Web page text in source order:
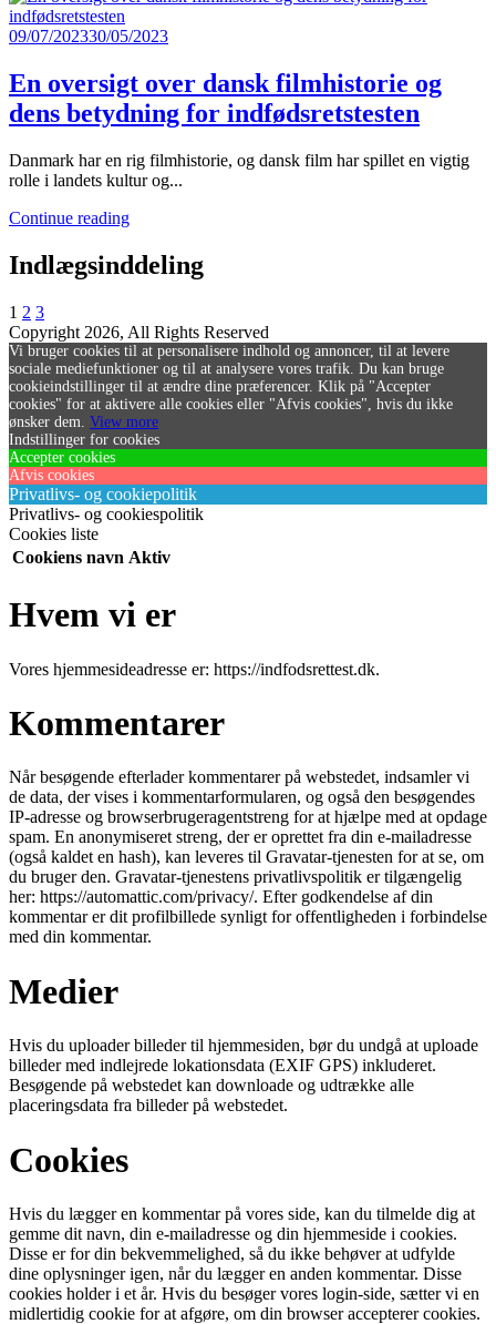
09/07/202330/05/2023
En oversigt over dansk filmhistorie og
dens betydning for indfødsretstesten
Danmark har en rig filmhistorie, og dansk film har spillet en vigtig
rolle i landets kultur og...
Continue reading
Indlægsinddeling
1 2 3
Copyright 2026, All Rights Reserved
Vi bruger cookies til at personalisere indhold og annoncer, til at levere
sociale mediefunktioner og til at analysere vores trafik. Du kan bruge
cookieindstillinger til at ændre dine præferencer. Klik på "Accepter
cookies" for at aktivere alle cookies eller "Afvis cookies", hvis du ikke
ønsker dem. View more
Indstillinger for cookies
Accepter cookies
Afvis cookies
Privatlivs- og cookiepolitik
Privatlivs- og cookiespolitik
Cookies liste
Cookiens navn Aktiv
Hvem vi er
Vores hjemmesideadresse er: https://indfodsrettest.dk.
Kommentarer
Når besøgende efterlader kommentarer på webstedet, indsamler vi
de data, der vises i kommentarformularen, og også den besøgendes
IP-adresse og browserbrugeragentstreng for at hjælpe med at opdage
spam. En anonymiseret streng, der er oprettet fra din e-mailadresse
(også kaldet en hash), kan leveres til Gravatar-tjenesten for at se, om
du bruger den. Gravatar-tjenestens privatlivspolitik er tilgængelig
her: https://automattic.com/privacy/. Efter godkendelse af din
kommentar er dit profilbillede synligt for offentligheden i forbindelse
med din kommentar.
Medier
Hvis du uploader billeder til hjemmesiden, bør du undgå at uploade
billeder med indlejrede lokationsdata (EXIF GPS) inkluderet.
Besøgende på webstedet kan downloade og udtrække alle
placeringsdata fra billeder på webstedet.
Cookies
Hvis du lægger en kommentar på vores side, kan du tilmelde dig at
gemme dit navn, din e-mailadresse og din hjemmeside i cookies.
Disse er for din bekvemmelighed, så du ikke behøver at udfylde
dine oplysninger igen, når du lægger en anden kommentar. Disse
cookies holder i et år. Hvis du besøger vores login-side, sætter vi en
midlertidig cookie for at afgøre, om din browser accepterer cookies.